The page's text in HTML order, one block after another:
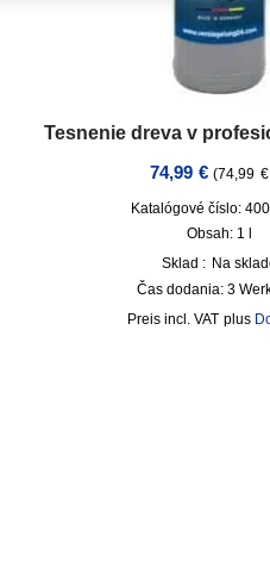
Tesnenie dreva v
74,99 € (74,99 €
Katalógové číslo:
Obsah: 1 l
Sklad : Na
Čas dodania:3
incl. VAT plus